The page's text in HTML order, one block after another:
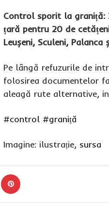
Control sporit la
țară pentru 20 de
Leușeni, Sculeni,
Pe lângă refuzurile de
folosirea documentelor
aleagă rute alternative,
#control #graniță
Imagine: ilustrație, sursa
LinkedIn